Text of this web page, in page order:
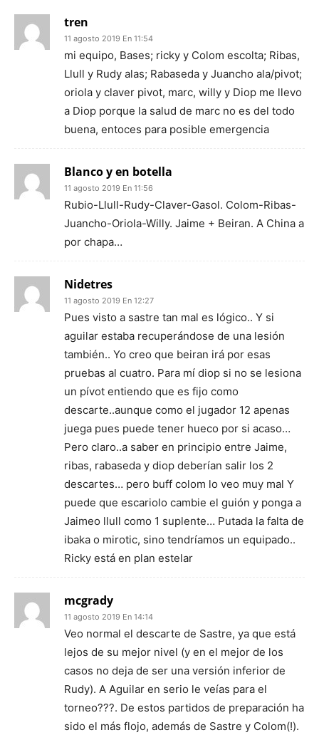
tren
11 agosto 2019 En 11:54
mi equipo, Bases; ricky y Colom escolta; Ribas,
Llull y Rudy alas; Rabaseda y Juancho ala/pivot;
oriola y claver pivot, marc, willy y Diop me llevo
a Diop porque la salud de marc no es del todo
buena, entoces para posible emergencia
Blanco y en botella
11 agosto 2019 En 11:56
Rubio-Llull-Rudy-Claver-Gasol. Colom-Ribas-
Juancho-Oriola-Willy. Jaime + Beiran. A China a
por chapa…
Nidetres
11 agosto 2019 En 12:27
Pues visto a sastre tan mal es lógico.. Y si
aguilar estaba recuperándose de una lesión
también.. Yo creo que beiran irá por esas
pruebas al cuatro. Para mí diop si no se lesiona
un pívot entiendo que es fijo como
descarte..aunque como el jugador 12 apenas
juega pues puede tener hueco por si acaso…
Pero claro..a saber en principio entre Jaime,
ribas, rabaseda y diop deberían salir los 2
descartes… pero buff colom lo veo muy mal Y
puede que escariolo cambie el guión y ponga a
Jaimeo llull como 1 suplente… Putada la falta de
ibaka o mirotic, sino tendríamos un equipado..
Ricky está en plan estelar
mcgrady
11 agosto 2019 En 14:14
Veo normal el descarte de Sastre, ya que está
lejos de su mejor nivel (y en el mejor de los
casos no deja de ser una versión inferior de
Rudy). A Aguilar en serio le veías para el
torneo???. De estos partidos de preparación ha
sido el más flojo, además de Sastre y Colom(!).